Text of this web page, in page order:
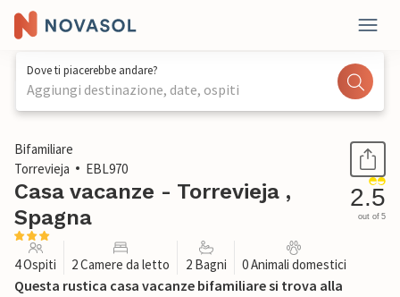
Dove ti piacerebbe andare?
Aggiungi destinazione, date, ospiti
1 / 32
Bifamiliare
Torrevieja
EBL970
Casa vacanze - Torrevieja ,
Spagna
2.5
out of 5
4 Ospiti 2 Camere da letto 2 Bagni 0 Animali domestici
Questa rustica casa vacanze bifamiliare si trova alla